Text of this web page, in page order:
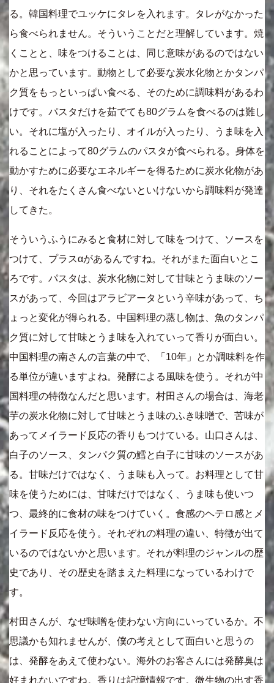
る。韓国料理でユッケにタレを入れます。タレがなかった
ら食べられません。そういうことだと理解しています。焼
くことと、味をつけることは、同じ意味があるのではない
かと思っています。動物として必要な炭水化物とかタンパ
ク質をもっといっぱい食べる、そのために調味料があるわ
けです。パスタだけを茹でても80グラムを食べるのは難し
い。それに塩が入ったり、オイルが入ったり、うま味を入
れることによって80グラムのパスタが食べられる。身体を
動かすために必要なエネルギーを得るために炭水化物があ
り、それをたくさん食べないといけないから調味料が発達
してきた。
そういうふうにみると食材に対して味をつけて、ソースを
つけて、プラスαがあるんですね。それがまた面白いとこ
ろです。パスタは、炭水化物に対して甘味とうま味のソー
スがあって、今回はアラビアータという辛味があって、ち
ょっと変化が得られる。中国料理の蒸し物は、魚のタンパ
ク質に対して甘味とうま味を入れていって香りが面白い。
中国料理の南さんの言葉の中で、「10年」とか調味料を作
る単位が違いますよね。発酵による風味を使う。それが中
国料理の特徴なんだと思います。村田さんの場合は、海老
芋の炭水化物に対して甘味とうま味のふき味噌で、苦味が
あってメイラード反応の香りもつけている。山口さんは、
白子のソース、タンパク質の鱈と白子に甘味のソースがあ
る。甘味だけではなく、うま味も入って。お料理として甘
味を使うためには、甘味だけではなく、うま味も使いつ
つ、最終的に食材の味をつけていく。食感のヘテロ感とメ
イラード反応を使う。それぞれの料理の違い、特徴が出て
いるのではないかと思います。それが料理のジャンルの歴
史であり、その歴史を踏まえた料理になっているわけで
す。
村田さんが、なぜ味噌を使わない方向にいっているか。不
思議かも知れませんが、僕の考えとして面白いと思うの
は、発酵をあえて使わない。海外のお客さんには発酵臭は
好まれないですね。香りは記憶情報です。微生物の出す香